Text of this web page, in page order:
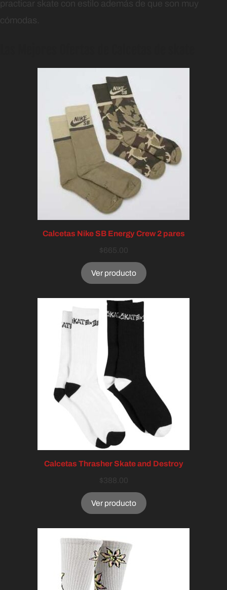
practicar skate con estilo además de que son muy
cómodas.
Calcetas Nike SB Energy Crew 2 pares
$665.00
Ver producto
Calcetas Thrasher Skate and Destroy
$388.00
Ver producto